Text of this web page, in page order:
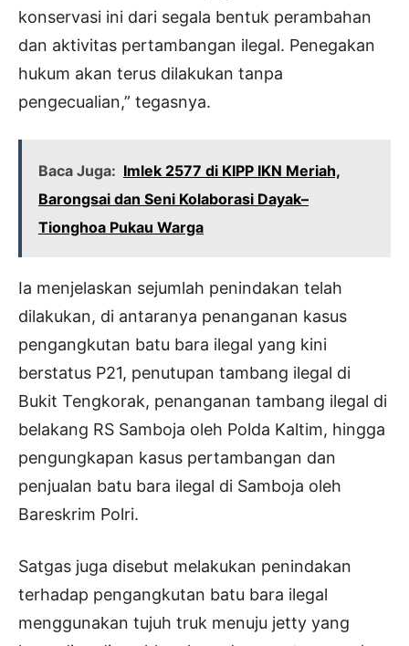
konservasi ini dari segala bentuk perambahan
dan aktivitas pertambangan ilegal. Penegakan
hukum akan terus dilakukan tanpa
pengecualian,” tegasnya.
Baca Juga: Imlek 2577 di KIPP IKN Meriah,
Barongsai dan Seni Kolaborasi Dayak–
Tionghoa Pukau Warga
Ia menjelaskan sejumlah penindakan telah
dilakukan, di antaranya penanganan kasus
pengangkutan batu bara ilegal yang kini
berstatus P21, penutupan tambang ilegal di
Bukit Tengkorak, penanganan tambang ilegal di
belakang RS Samboja oleh Polda Kaltim, hingga
pengungkapan kasus pertambangan dan
penjualan batu bara ilegal di Samboja oleh
Bareskrim Polri.
Satgas juga disebut melakukan penindakan
terhadap pengangkutan batu bara ilegal
menggunakan tujuh truk menuju jetty yang